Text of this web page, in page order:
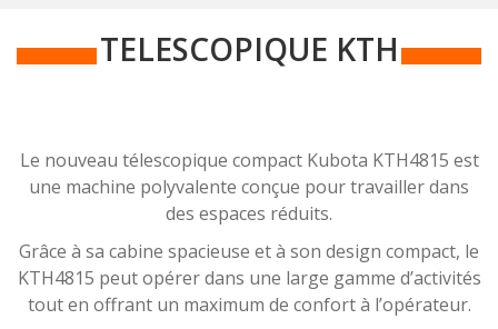
TELESCOPIQUE KTH
Le nouveau télescopique compact Kubota KTH4815 est
une machine polyvalente conçue pour travailler dans
des espaces réduits.
Grâce à sa cabine spacieuse et à son design compact, le
KTH4815 peut opérer dans une large gamme d’activités
tout en offrant un maximum de confort à l’opérateur.